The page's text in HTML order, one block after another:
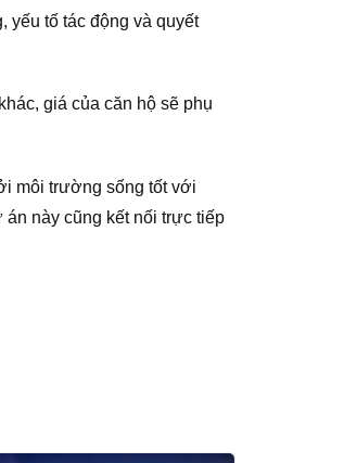
tố tác động và quyết
giá của căn hộ sẽ phụ
môi trường sống tốt với
này cũng kết nối trực tiếp